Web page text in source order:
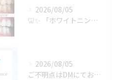
2026/08/05
🦷✨ 「ホワイトニングは若い人がするもの」だと思っていません...
2026/08/05
ご不明点はDMにてお気軽にお問い合わせください✨🩷